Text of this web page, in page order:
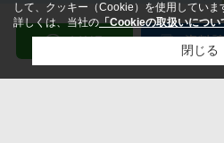
して、クッキー（Cookie）を使用していま
詳しくは、当社の「Cookieの取扱いについ
閉じる